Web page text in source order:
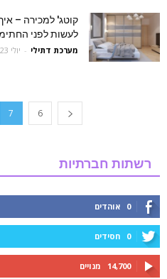
קוטג' למכירה –
לעשות לפני
מערכת דתילי - יולי 23, 2020
6
7
רשתות חברתיות
0 אוהדים
0 חסידים
14,700 מנויים